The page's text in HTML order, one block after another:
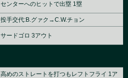
センターへのヒットで出塁 1塁
投手交代:B.グァク→C.W.チョン
サードゴロ 3アウト
高めのストレートを打つもレフトフライ 1ア